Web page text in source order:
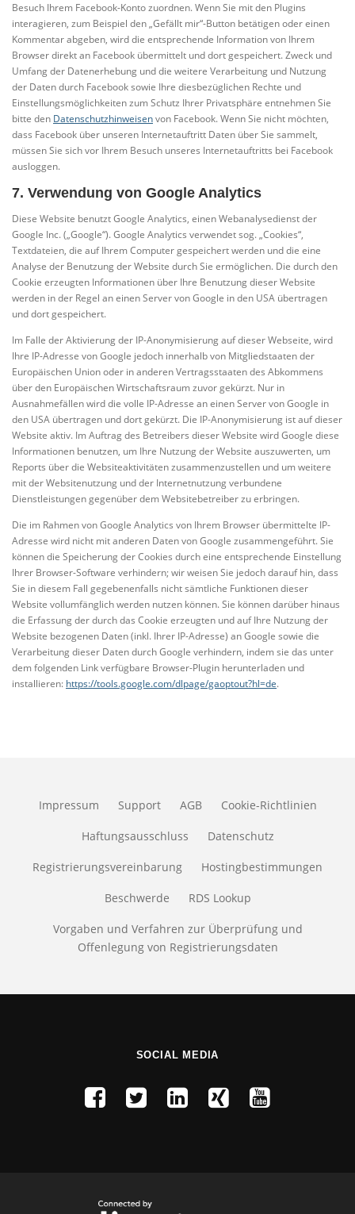
Besuch Ihrem Facebook-Konto zuordnen. Wenn Sie mit den Plugins
interagieren, zum Beispiel den „Gefällt mir“-Button betätigen oder einen
Kommentar abgeben, wird die entsprechende Information von Ihrem
Browser direkt an Facebook übermittelt und dort gespeichert. Zweck und
Umfang der Datenerhebung und die weitere Verarbeitung und Nutzung
der Daten durch Facebook sowie Ihre diesbezüglichen Rechte und
Einstellungsmöglichkeiten zum Schutz Ihrer Privatsphäre entnehmen Sie
bitte den Datenschutzhinweisenvon Facebook. Wenn Sie nicht möchten,
dass Facebook über unseren Internetauftritt Daten über Sie sammelt,
müssen Sie sich vor Ihrem Besuch unseres Internetauftritts bei Facebook
ausloggen.
7. Verwendung von Google Analytics
Diese Website benutzt Google Analytics, einen Webanalysedienst der
Google Inc. („Google“). Google Analytics verwendet sog. „Cookies“,
Textdateien, die auf Ihrem Computer gespeichert werden und die eine
Analyse der Benutzung der Website durch Sie ermöglichen. Die durch den
Cookie erzeugten Informationen über Ihre Benutzung dieser Website
werden in der Regel an einen Server von Google in den USA übertragen
und dort gespeichert.
Im Falle der Aktivierung der IP-Anonymisierung auf dieser Webseite, wird
Ihre IP-Adresse von Google jedoch innerhalb von Mitgliedstaaten der
Europäischen Union oder in anderen Vertragsstaaten des Abkommens
über den Europäischen Wirtschaftsraum zuvor gekürzt. Nur in
Ausnahmefällen wird die volle IP-Adresse an einen Server von Google in
den USA übertragen und dort gekürzt. Die IP-Anonymisierung ist auf dieser
Website aktiv. Im Auftrag des Betreibers dieser Website wird Google diese
Informationen benutzen, um Ihre Nutzung der Website auszuwerten, um
Reports über die Websiteaktivitäten zusammenzustellen und um weitere
mit der Websitenutzung und der Internetnutzung verbundene
Dienstleistungen gegenüber dem Websitebetreiber zu erbringen.
Die im Rahmen von Google Analytics von Ihrem Browser übermittelte IP-
Adresse wird nicht mit anderen Daten von Google zusammengeführt. Sie
können die Speicherung der Cookies durch eine entsprechende Einstellung
Ihrer Browser-Software verhindern; wir weisen Sie jedoch darauf hin, dass
Sie in diesem Fall gegebenenfalls nicht sämtliche Funktionen dieser
Website vollumfänglich werden nutzen können. Sie können darüber hinaus
die Erfassung der durch das Cookie erzeugten und auf Ihre Nutzung der
Website bezogenen Daten (inkl. Ihrer IP-Adresse) an Google sowie die
Verarbeitung dieser Daten durch Google verhindern, indem sie das unter
dem folgenden Link verfügbare Browser-Plugin herunterladen und
installieren: https://tools.google.com/dlpage/gaoptout?hl=de.
Impressum Support AGB Cookie-Richtlinien
Haftungsausschluss Datenschutz
Registrierungsvereinbarung Hostingbestimmungen
Beschwerde RDS Lookup
Vorgaben und Verfahren zur Überprüfung und
Offenlegung von Registrierungsdaten
SOCIAL MEDIA